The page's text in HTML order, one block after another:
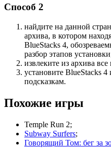
Способ 2
найдите на данной
архива, в котором
BlueStacks 4,
разбор этапов
извлеките из архива
установите BlueStacks 4
подсказкам.
Похожие игры
Temple Run 2;
Subway Surfers;
Говорящий Том: бег за